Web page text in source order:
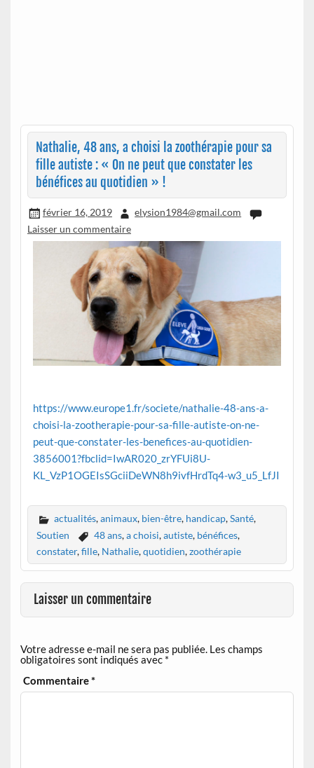
Nathalie, 48 ans, a choisi la zoothérapie pour sa
fille autiste : « On ne peut que constater les
bénéfices au quotidien » !
février 16, 2019
elysion1984@gmail.com
Laisser un commentaire
https://www.europe1.fr/societe/nathalie-48-ans-a-
choisi-la-zootherapie-pour-sa-fille-autiste-on-ne-
peut-que-constater-les-benefices-au-quotidien-
3856001?fbclid=IwAR020_zrYFUi8U-
KL_VzP1OGEIsSGciiDeWN8h9ivfHrdTq4-w3_u5_LfJI
actualités,animaux, bien-être, handicap,Santé,
Soutien
48 ans,a choisi,autiste, bénéfices,
constater,fille, Nathalie,quotidien,zoothérapie
Laisser un commentaire
Votre adresse e-mail ne sera pas publiée. Les champs
obligatoires sont indiqués avec *
Commentaire*